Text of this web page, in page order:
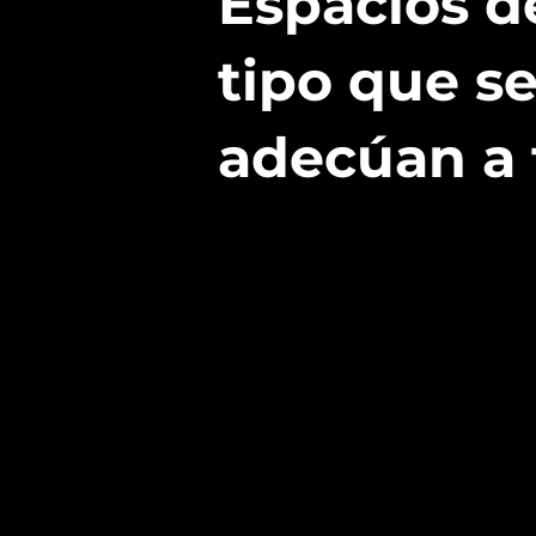
tipo que se
adecúan a